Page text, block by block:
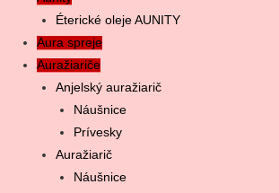
Auražiariče
Anjelský auražiarič
Náušnice
Prívesky
Auražiarič
Náušnice
Prívesky
Pyramídy